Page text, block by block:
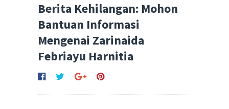
Berita Kehilangan: Mohon
Bantuan Informasi
Mengenai Zarinaida
Febriayu Harnitia